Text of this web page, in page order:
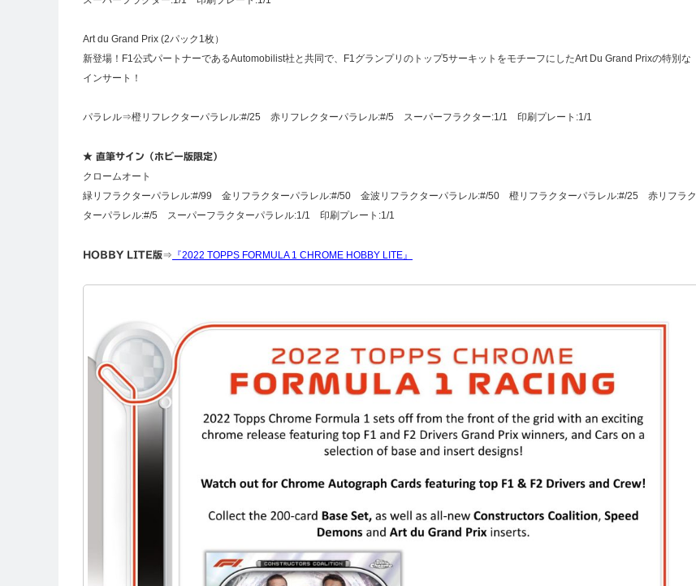
Art du Grand Prix (2パック1枚）
新登場！F1公式パートナーであるAutomobilist社と共同で、F1グランプリのトップ5サーキットをモチーフにしたArt Du Grand Prixの特別な
インサート！
パラレル⇒橙リフレクターパラレル:#/25 赤リフレクターパラレル:#/5 スーパーフラクター:1/1 印刷プレート:1/1
★ 直筆サイン（ホビー版限定）
クロームオート
緑リフラクターパラレル:#/99 金リフラクターパラレル:#/50 金波リフラクターパラレル:#/50 橙リフラクターパラレル:#/25 赤リフラク
ターパラレル:#/5 スーパーフラクターパラレル:1/1 印刷プレート:1/1
HOBBY LITE版⇒ 『2022 TOPPS FORMULA 1 CHROME HOBBY LITE』